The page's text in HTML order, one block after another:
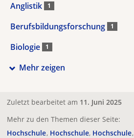
Anglistik 1
Berufsbildungsforschung 1
Biologie 1
Mehr zeigen
Zuletzt bearbeitet am 11. Juni 2025
Mehr zu den Themen dieser Seite:
Hochschule Hochschule Hochschule